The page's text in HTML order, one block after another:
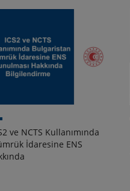
ve NCTS Kullanımında
İdaresine ENS